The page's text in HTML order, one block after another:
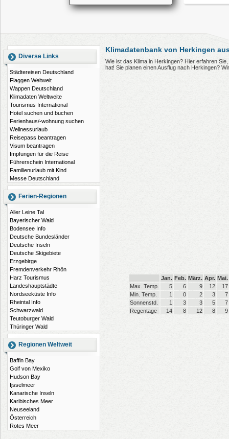
Diverse Links
Städtereisen Deutschland
Flaggen Weltweit
Wappen Deutschland
Klimadaten Weltweite
Tourismus International
Hotel suchen und buchen
Ferienhaus/-wohnung suchen
Wellnessurlaub
Reisepass beantragen
Visum beantragen
Impfungen für die Reise
Führerschein International
Familienurlaub mit Kind
Messe Deutschland
Ferien-Regionen
Aller Leine Tal
Bayerischer Wald
Bodensee Info
Deutsche Bundesländer
Deutsche Inseln
Deutsche Skigebiete
Erzgebirge
Fremdenverkehr Rhön
Harz Tourismus
Landeshauptstädte
Nordseeküste Info
Rheintal Info
Schwarzwald
Teutoburger Wald
Thüringer Wald
Regionen Weltweit
Baffin Bay
Golf von Mexiko
Hudson Bay
Ijsselmeer
Kanarische Inseln
Karibisches Meer
Neuseeland
Österreich
Rotes Meer
Klimadatenbank von Herkingen
Wie ist das Klima in Herkingen? Hier erfahren
hat! Sie planen einen Ausflug nach Herkingen?
Jan. Feb. März. Apr. Mai.
Max. Temp.
5 6 9 12
17
Min. Temp.
1 0 2 3
7
Sonnenstd.
1 3 3 5
7
Regentage
14 8 12 8 9